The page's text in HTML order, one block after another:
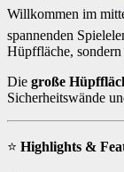
Willkommen im
spannenden
Hüpffläche,
Die große
Sicherheitswände
⭐ Highlights &